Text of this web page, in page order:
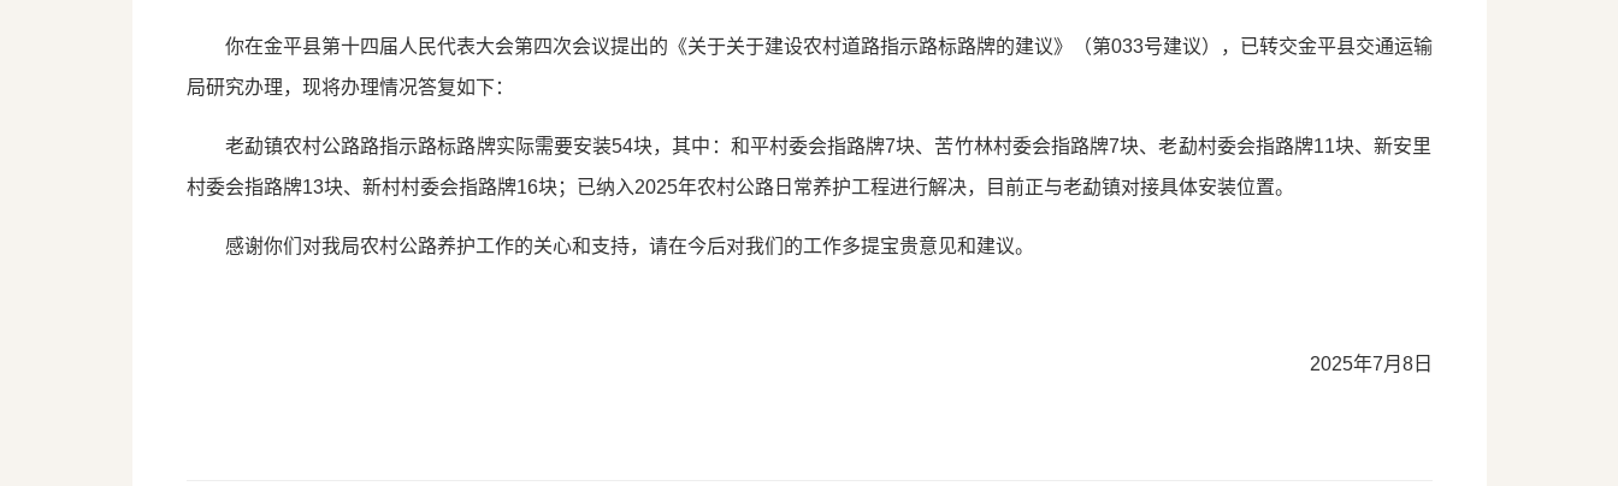
你在金平县第十四届人民代表大会第四次会议提出的《关于关于建设农村道路指示路标路牌的建议》（第033号建议），已转交金平县交通运输
局研究办理，现将办理情况答复如下：
老勐镇农村公路路指示路标路牌实际需要安装54块，其中：和平村委会指路牌7块、苦竹林村委会指路牌7块、老勐村委会指路牌11块、新安里
村委会指路牌13块、新村村委会指路牌16块；已纳入2025年农村公路日常养护工程进行解决，目前正与老勐镇对接具体安装位置。
感谢你们对我局农村公路养护工作的关心和支持，请在今后对我们的工作多提宝贵意见和建议。
2025年7月8日